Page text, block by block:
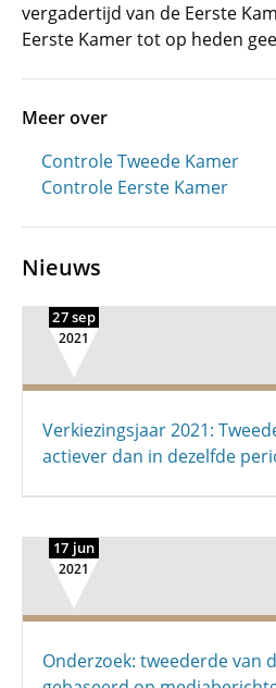
vergadertijd van de Eerste
Eerste Kamer tot op heden
Meer over
Controle Tweede Kamer
Controle Eerste Kamer
Nieuws
27 sep
2021
Verkiezingsjaar 2021:
actiever dan in dezelfde
17 jun
2021
Onderzoek: tweederde van